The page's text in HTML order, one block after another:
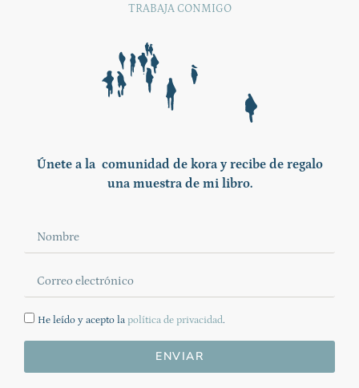
TRABAJA CONMIGO
Únete a la comunidad de kora y recibe de regalo
una muestra de mi libro.
He leído y acepto la política de privacidad.
ENVIAR